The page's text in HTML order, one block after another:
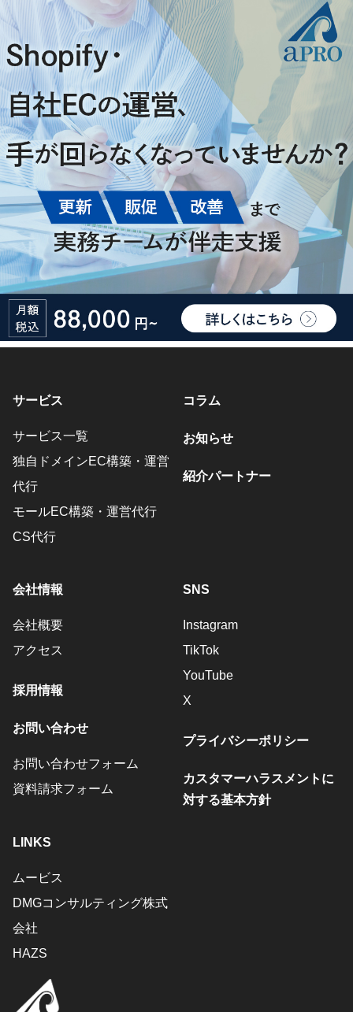
サービス
サービス一覧
独自ドメインEC構築・運営
代行
モールEC構築・運営代行
CS代行
コラム
お知らせ
紹介パートナー
会社情報
会社概要
アクセス
採用情報
お問い合わせ
お問い合わせフォーム
資料請求フォーム
SNS
Instagram
TikTok
YouTube
X
プライバシーポリシー
カスタマーハラスメントに
対する基本方針
LINKS
ムービス
DMGコンサルティング株式
会社
HAZS